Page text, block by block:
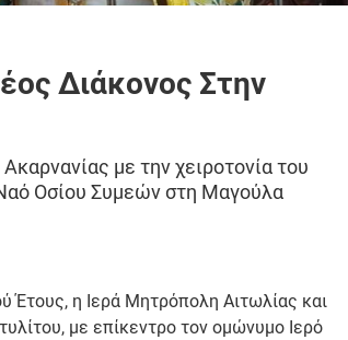
Διάκονος Στην
με την χειροτονία του
Οσίου Συμεών στη Μαγούλα
Έτους, η Ιερά Μητρόπολη Αιτωλίας και
με επίκεντρο τον ομώνυμο Ιερό